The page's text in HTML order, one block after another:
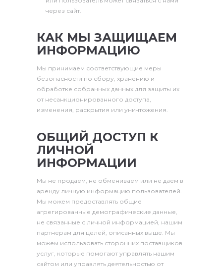
через сайт.
КАК МЫ ЗАЩИЩАЕМ
ИНФОРМАЦИЮ
Мы принимаем соответствующие меры
безопасности по сбору, хранению и
обработке собранных данных для защиты их
от несанкционированного доступа,
изменения, раскрытия или уничтожения.
ОБЩИЙ ДОСТУП К
ЛИЧНОЙ
ИНФОРМАЦИИ
Мы не продаем, не обмениваем или не даем в
аренду личную информацию пользователей.
Мы можем предоставлять общие
агрегированные демографические данные,
не связанные с личной информацией, нашим
партнерам для целей, описанных выше. Мы
можем использовать сторонних поставщиков
услуг, которые помогают управлять нашим
сайтом или управлять деятельностью от